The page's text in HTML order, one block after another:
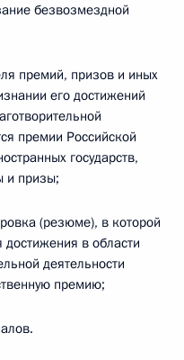
безвозмездной
премий, призов и иных
его достижений
премии Российской
государств,
и призы;
(резюме), в которой
в области
деятельности
премию;